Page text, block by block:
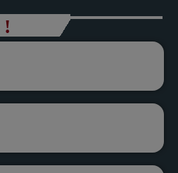
com de com